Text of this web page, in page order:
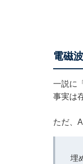
電磁
一説に
事実は
ただ、
埋